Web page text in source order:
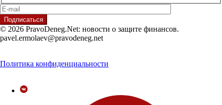
© 2026 PravoDeneg.Net: новости о защите финансов.
pavel.ermolaev@pravodeneg.net
Политика конфиденциальности